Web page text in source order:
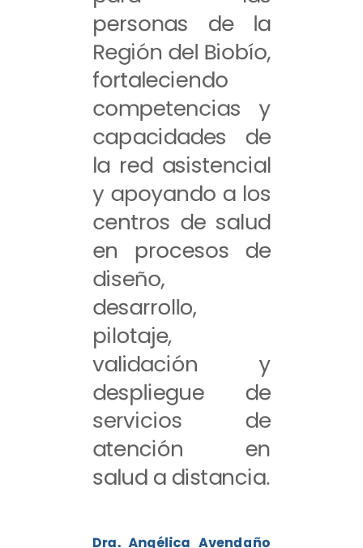
personas de la
Región del Biobío,
fortaleciendo
competencias y
capacidades de
la red asistencial
y apoyando a los
centros de salud
en procesos de
diseño,
desarrollo,
pilotaje,
validación y
despliegue de
servicios de
atención en
salud a distancia.
Dra. Angélica Avendaño